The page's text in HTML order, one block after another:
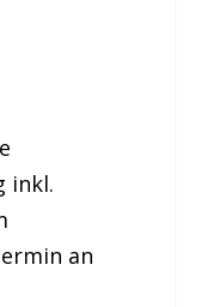
inkl.
an